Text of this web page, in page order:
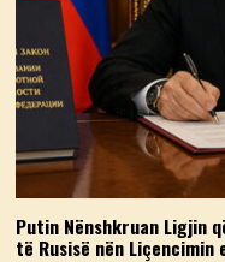
Putin Nënshkruan Ligjin
të Rusisë nën Liçencimin